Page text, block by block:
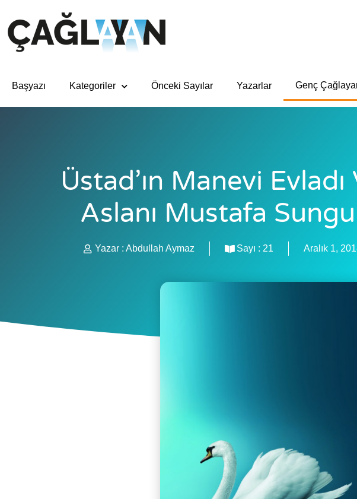
Başyazı Kategoriler Önceki Sayılar Yazarlar Genç
Üstad’ın Manevi Evladı
Aslanı Mustafa
Yazar : Abdullah Aymaz Sayı : 21 Aralık 1,